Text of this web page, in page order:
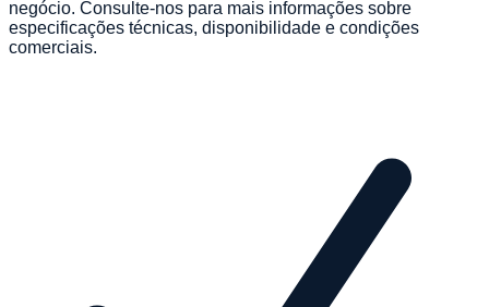
negócio. Consulte-nos para mais informações sobre
especificações técnicas, disponibilidade e condições
comerciais.